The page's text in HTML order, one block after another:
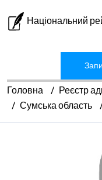
Національний
Головна
Реєстр
Сумська область